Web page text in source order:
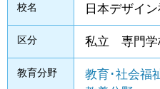
校名 日本デザイ
区分 私立 専門学
教育分野 教育･社会福